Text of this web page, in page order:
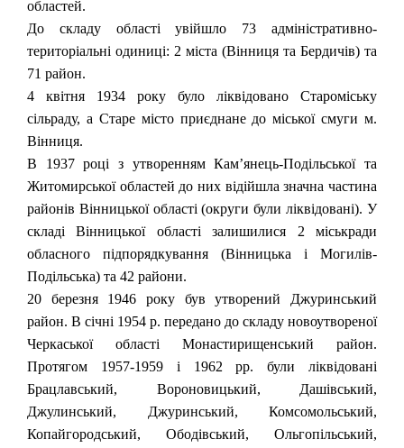
областей.
До складу області увійшло 73 адміністративно-
територіальні одиниці: 2 міста (Вінниця та Бердичів) та
71 район.
4 квітня 1934 року було ліквідовано Староміську
сільраду, а Старе місто приєднане до міської смуги м.
Вінниця.
В 1937 році з утворенням Кам’янець-Подільської та
Житомирської областей до них відійшла значна частина
районів Вінницької області (округи були ліквідовані). У
складі Вінницької області залишилися 2 міськради
обласного підпорядкування (Вінницька і Могилів-
Подільська) та 42 райони.
20 березня 1946 року був утворений Джуринський
район. В січні 1954 p. передано до складу новоутвореної
Черкаської області Монастирищенський район.
Протягом 1957-1959 і 1962 pp. були ліквідовані
Брацлавський, Вороновицький, Дашівський,
Джулинський, Джуринський, Комсомольський,
Копайгородський, Ободівський, Ольгопільський,